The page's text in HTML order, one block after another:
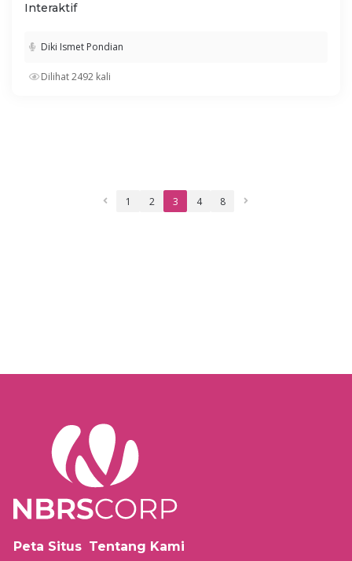
Interaktif
Diki Ismet Pondian
Dilihat 2492 kali
1 2 3 4 8
Peta Situs Tentang Kami